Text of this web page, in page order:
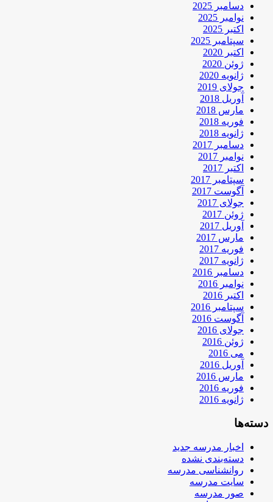
دسامبر 2025
نوامبر 2025
اکتبر 2025
سپتامبر 2025
اکتبر 2020
ژوئن 2020
ژانویه 2020
جولای 2019
آوریل 2018
مارس 2018
فوریه 2018
ژانویه 2018
دسامبر 2017
نوامبر 2017
اکتبر 2017
سپتامبر 2017
آگوست 2017
جولای 2017
ژوئن 2017
آوریل 2017
مارس 2017
فوریه 2017
ژانویه 2017
دسامبر 2016
نوامبر 2016
اکتبر 2016
سپتامبر 2016
آگوست 2016
جولای 2016
ژوئن 2016
می 2016
آوریل 2016
مارس 2016
فوریه 2016
ژانویه 2016
دسته‌ها
اخبار مدرسه جدید
دسته‌بندی نشده
روانشناسی مدرسه
سایت مدرسه
صور مدرسه